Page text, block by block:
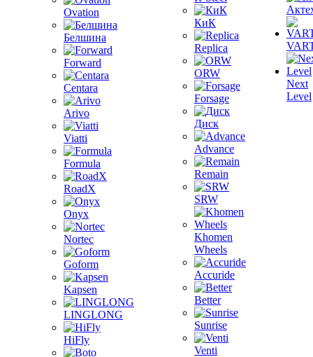
Ovation
Белшина
Forward
Centara
Arivo
Viatti
Formula
RoadX
Onyx
Nortec
Goform
Kapsen
LINGLONG
HiFly
КиК
Replica
ORW
Forsage
Диск
Advance
Remain
SRW
Khomen
Wheels
Accuride
Better
Sunrise
Venti
Next
Level